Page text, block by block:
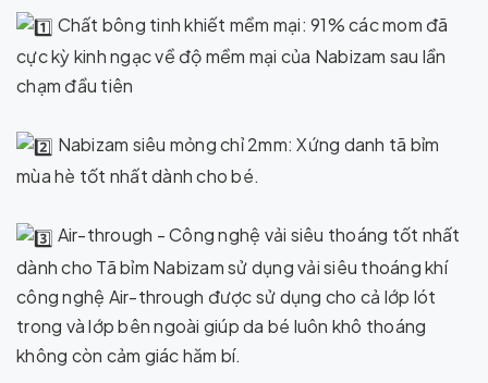
Chất bông tinh khiết mềm mại: 91% các mom đã
cực kỳ kinh ngạc về độ mềm mại của Nabizam sau lần
chạm đầu tiên
Nabizam siêu mỏng chỉ 2mm: Xứng danh tã bỉm
mùa hè tốt nhất dành cho bé.
Air-through - Công nghệ vải siêu thoáng tốt nhất
dành cho Tã bỉm Nabizam sử dụng vải siêu thoáng khí
công nghệ Air-through được sử dụng cho cả lớp lót
trong và lớp bên ngoài giúp da bé luôn khô thoáng
không còn cảm giác hăm bí.